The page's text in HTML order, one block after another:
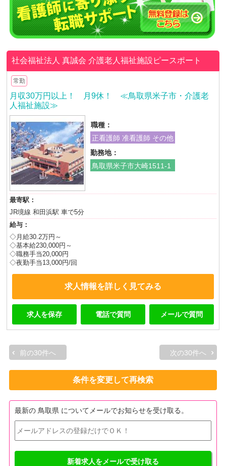
社会福祉法人 真誠会介護老人福祉施設ピースポート
常勤
月収30万円以上！ 月9休！ ≪鳥取県米子市・介護老
人福祉施設≫
職種：
正看護師 准看護師 その他
勤務地：
鳥取県米子市大崎1511-1
最寄駅：
JR境線 和田浜駅 車で5分
給与：
◇月給30.2万円～
◇基本給230,000円～
◇職務手当20,000円
◇夜勤手当13,000円/回
求人情報を詳しく見てみる
求人を保存 電話で質問 メールで質問
前の30件へ 次の30件へ
条件を変更して再検索
最新の 鳥取県 についてメールでお知らせを受け取る。
新着求人をメールで受け取る